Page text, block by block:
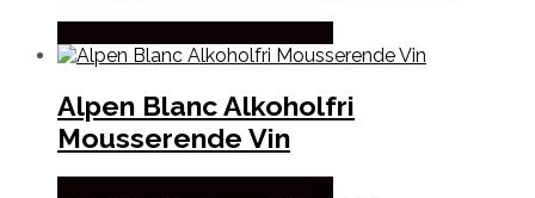
Alpen Blanc Alkoholfri
Mousserende Vin